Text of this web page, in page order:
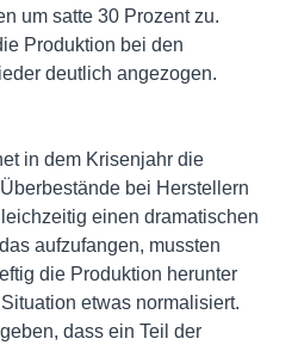
um satte 30 Prozent zu.
Produktion bei den
deutlich angezogen.
in dem Krisenjahr die
bei Herstellern
einen dramatischen
aufzufangen, mussten
die Produktion herunter
etwas normalisiert.
dass ein Teil der